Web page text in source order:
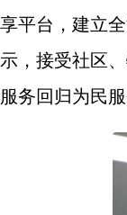
享平台，建立
示，接受社区
服务回归为民